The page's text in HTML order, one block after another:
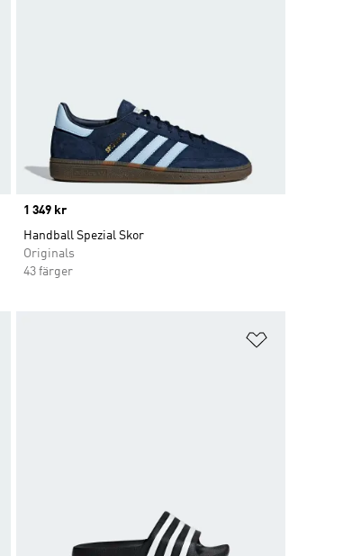
Price
1 349 kr
Handball Spezial Skor
Originals
43 färger